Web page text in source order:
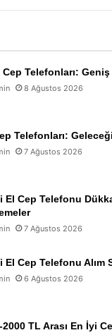
Telefonları: Geniş
8 Ağustos 2026
Telefonları:
7 Ağustos 2026
El Cep Telefonu
7 Ağustos 2026
El Cep Telefonu Alım
6 Ağustos 2026
2000 TL Arası En İyi